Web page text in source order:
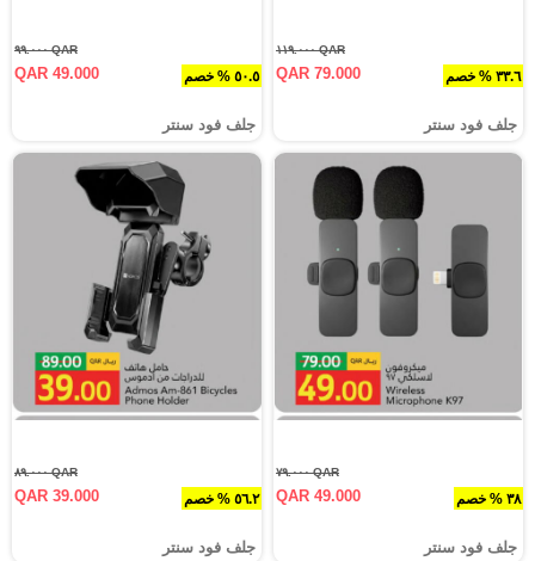
٣٣.٦ % خصم
QAR ١١٩.٠٠٠
QAR 79.000
جلف فود سنتر
٥٠.٥ % خصم
QAR ٩٩.٠٠٠
QAR 49.000
جلف فود سنتر
٣٨ % خصم
QAR ٧٩.٠٠٠
QAR 49.000
جلف فود سنتر
٥٦.٢ % خصم
QAR ٨٩.٠٠٠
QAR 39.000
جلف فود سنتر